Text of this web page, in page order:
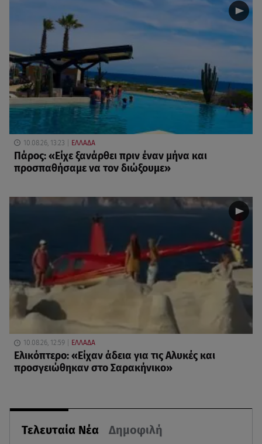
Τελευταία Νέα Δημοφιλή
10.08.26, 13:23 ΕΛΛΑΔΑ
Πάρος: «Είχε ξανάρθει πριν έναν μήνα και
προσπαθήσαμε να τον διώξουμε»
10.08.26, 12:59 ΕΛΛΑΔΑ
Eλικόπτερο: «Είχαν άδεια για τις Αλυκές και
προσγειώθηκαν στο Σαρακήνικο»